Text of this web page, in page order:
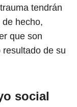
tendrán
de hecho,
que son
de su
social